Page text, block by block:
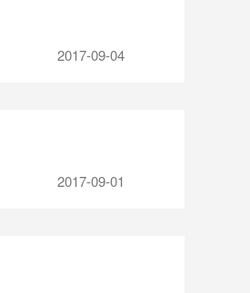
2017-09-04
2017-09-01